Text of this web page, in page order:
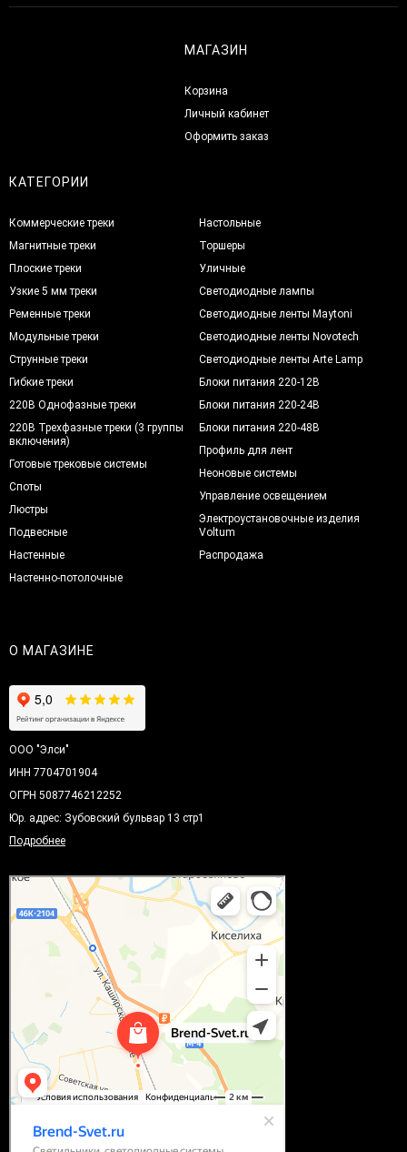
МАГАЗИН
Корзина
Личный кабинет
Оформить заказ
КАТЕГОРИИ
Коммерческие треки
Магнитные треки
Плоские треки
Узкие 5 мм треки
Ременные треки
Модульные треки
Струнные треки
Гибкие треки
220В Однофазные треки
220В Трехфазные треки (3 группы
включения)
Готовые трековые системы
Споты
Люстры
Подвесные
Настенные
Настенно-потолочные
Настольные
Торшеры
Уличные
Светодиодные лампы
Светодиодные ленты Maytoni
Светодиодные ленты Novotech
Светодиодные ленты Arte Lamp
Блоки питания 220-12В
Блоки питания 220-24В
Блоки питания 220-48В
Профиль для лент
Неоновые системы
Управление освещением
Электроустановочные изделия
Voltum
Распродажа
О МАГАЗИНЕ
ООО "Элси"
ИНН 7704701904
ОГРН 5087746212252
Юр. адрес: Зубовский бульвар 13 стр1
Подробнее